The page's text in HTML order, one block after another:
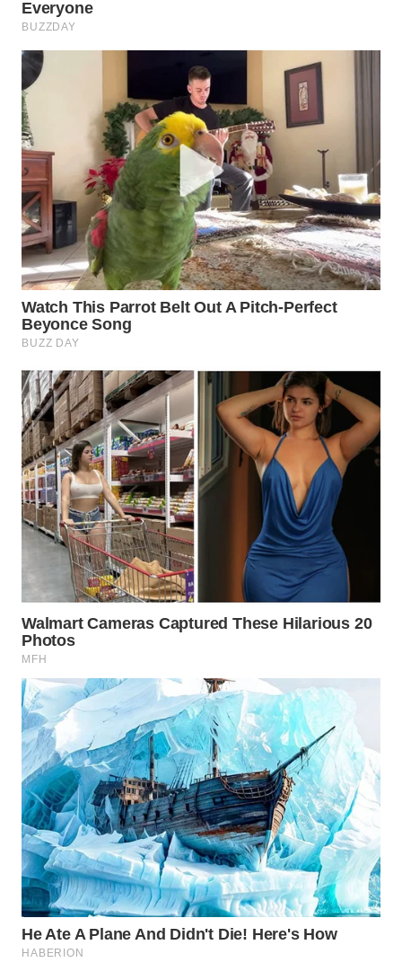
NATUNA
WN
MANDALIKA
WN
LIKUPANG
WN
LABUANBAJO
WN
BORNEO
Wahana
Media
Group
WAHANA
NEWS
WAHANA
TANI
WAHANA
ADVOKAT
WAHANA
INFRASTRUKTUR
WAHANA
KONSUMEN
WAHANA
LISTRIK
WAHANA
TRAVEL